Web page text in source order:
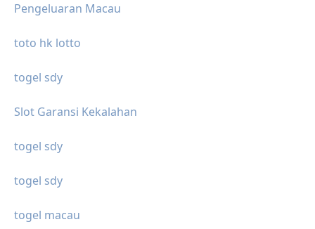
Pengeluaran Macau
toto hk lotto
togel sdy
Slot Garansi Kekalahan
togel sdy
togel sdy
togel macau